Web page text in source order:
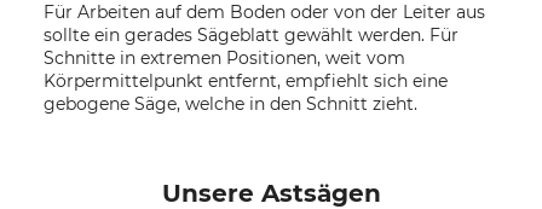
Für Arbeiten auf dem Boden oder von der Leiter aus
sollte ein gerades Sägeblatt gewählt werden. Für
Schnitte in extremen Positionen, weit vom
Körpermittelpunkt entfernt, empfiehlt sich eine
gebogene Säge, welche in den Schnitt zieht.
Unsere Astsägen